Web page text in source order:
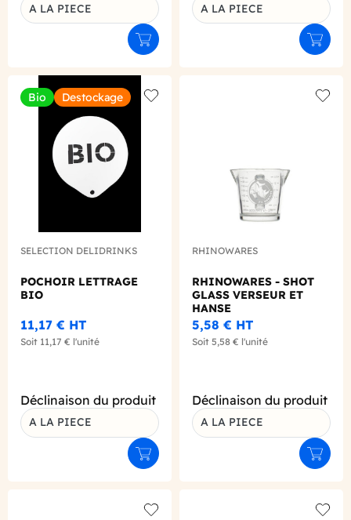
A LA PIECE
Ajouter au panier
A LA PIECE
Bio Destockage
SELECTION DELIDRINKS
POCHOIR LETTRAGE
BIO
11,17 € HT
Soit 11,17 € l'unité
Déclinaison du produit
A LA PIECE
Ajouter au panier
RHINOWARES
RHINOWARES - SHOT
GLASS VERSEUR ET
HANSE
5,58 € HT
Soit 5,58 € l'unité
Déclinaison du produit
A LA PIECE